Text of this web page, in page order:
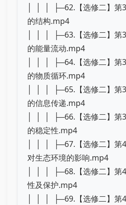
│ │ │ ├─62.【选修二】第
的结构.mp4
│ │ │ ├─63.【选修二】第
的能量流动.mp4
│ │ │ ├─64.【选修二】第
的物质循环.mp4
│ │ │ ├─65.【选修二】第
的信息传递.mp4
│ │ │ ├─66.【选修二】第
的稳定性.mp4
│ │ │ ├─67.【选修二】第
对生态环境的影响.mp4
│ │ │ ├─68.【选修二】第
性及保护.mp4
│ │ │ ├─69.【选修二】第